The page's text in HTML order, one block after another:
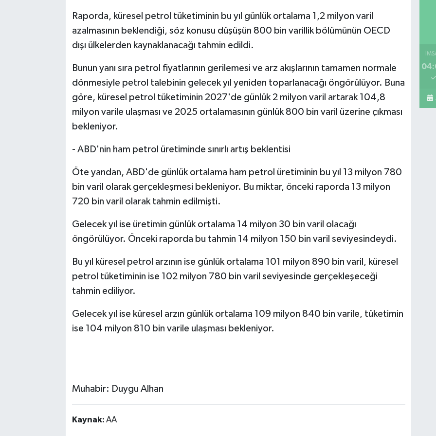
Raporda, küresel petrol tüketiminin bu yıl günlük ortalama 1,2 milyon varil
azalmasının beklendiği, söz konusu düşüşün 800 bin varillik bölümünün OECD
dışı ülkelerden kaynaklanacağı tahmin edildi.
Bunun yanı sıra petrol fiyatlarının gerilemesi ve arz akışlarının tamamen normale
dönmesiyle petrol talebinin gelecek yıl yeniden toparlanacağı öngörülüyor. Buna
göre, küresel petrol tüketiminin 2027'de günlük 2 milyon varil artarak 104,8
milyon varile ulaşması ve 2025 ortalamasının günlük 800 bin varil üzerine çıkması
bekleniyor.
- ABD'nin ham petrol üretiminde sınırlı artış beklentisi
Öte yandan, ABD'de günlük ortalama ham petrol üretiminin bu yıl 13 milyon 780
bin varil olarak gerçekleşmesi bekleniyor. Bu miktar, önceki raporda 13 milyon
720 bin varil olarak tahmin edilmişti.
Gelecek yıl ise üretimin günlük ortalama 14 milyon 30 bin varil olacağı
öngörülüyor. Önceki raporda bu tahmin 14 milyon 150 bin varil seviyesindeydi.
Bu yıl küresel petrol arzının ise günlük ortalama 101 milyon 890 bin varil, küresel
petrol tüketiminin ise 102 milyon 780 bin varil seviyesinde gerçekleşeceği
tahmin ediliyor.
Gelecek yıl ise küresel arzın günlük ortalama 109 milyon 840 bin varile, tüketimin
ise 104 milyon 810 bin varile ulaşması bekleniyor. ​​​​​​​ ​​​​​​​
Muhabir: Duygu Alhan
Kaynak: AA